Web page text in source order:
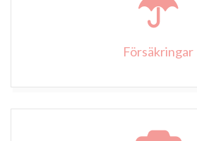
Försäkringar